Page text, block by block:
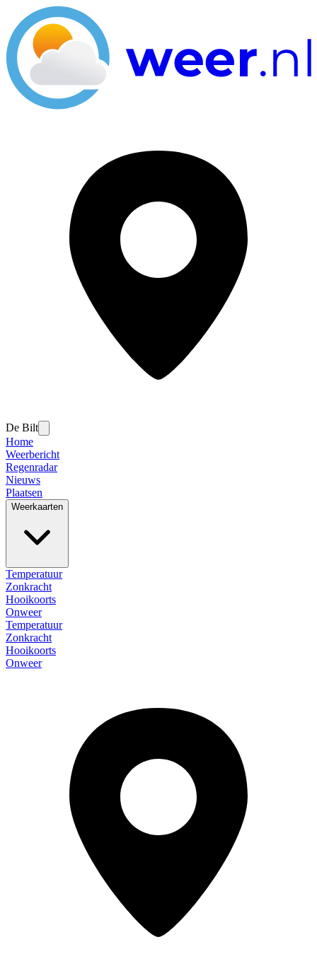
De Bilt
Home
Weerbericht
Regenradar
Nieuws
Plaatsen
Weerkaarten
Temperatuur
Zonkracht
Hooikoorts
Onweer
Temperatuur
Zonkracht
Hooikoorts
Onweer